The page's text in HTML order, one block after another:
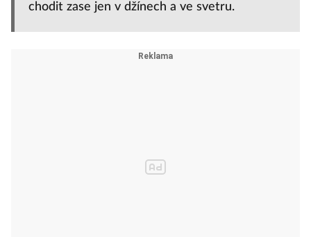
chodit zase jen v džínech a ve svetru.